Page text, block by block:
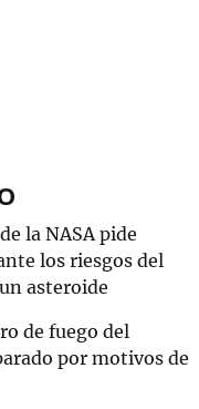
la NASA pide
los riesgos del
asteroide
de fuego del
por motivos de